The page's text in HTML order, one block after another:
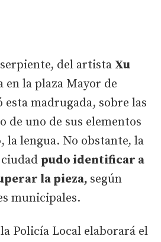
del artista Xu
en la plaza Mayor de
esta madrugada, sobre las
de uno de sus elementos
la lengua. No obstante, la
pudo identificar a
la pieza, según
municipales.
Policía Local elaborará el